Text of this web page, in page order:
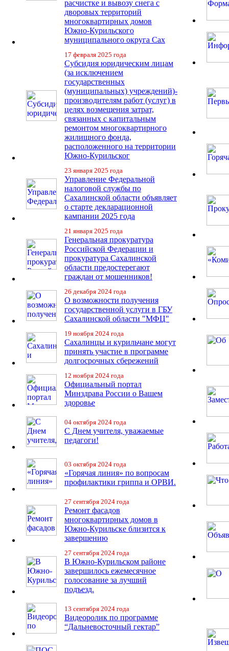
расчистке и вывозу снега с
дворовых территорий
многоквартирных домов
Южно-Курильского
муниципального округа Сах
17 февраля 2025 года
Субсидия юридическим лицам
(за исключением
государственных
(муниципальных) учреждений)-
производителям работ (услуг) в
целях возмещения затрат,
связанных с капитальным
ремонтом многоквартирного
жилищного фонда,
расположенного на территории
Южно-Курильског
23 января 2025 года
Управление Федеральной
налоговой службы по
Сахалинской области объявляет
о старте декларационной
кампании 2025 года
21 января 2025 года
Генеральная прокуратура
Российской Федерации и
прокуратура Сахалинской
области предостерегают
граждан от мошенников!
26 декабря 2024 года
О возможности получения
государственной услуги в ГБУ
Сахалинской области "МФЦ"
19 ноября 2024 года
Сахалинцы и курильчане могут
принять участие в программе
долгосрочных сбережений
12 ноября 2024 года
Официальный портал
Минздрава России о Вашем
здоровье
04 октября 2024 года
С Днем учителя, уважаемые
педагоги!
03 октября 2024 года
«Горячая линия» по вопросам
профилактики гриппа и ОРВИ.
27 сентября 2024 года
Ремонт фасадов
многоквартирных домов в
Южно-Курильске близится к
завершению
27 сентября 2024 года
В Южно-Курильском районе
завершилось ежемесячное
голосование за лучший
подъезд.
13 сентября 2024 года
Видеоролик по программе
“Дальневосточный гектар”